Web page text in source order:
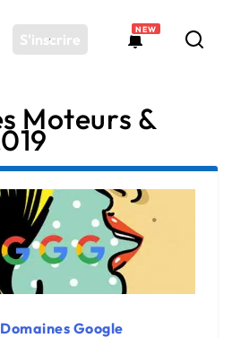
S'inscrire
NEW
Moteurs &
Google